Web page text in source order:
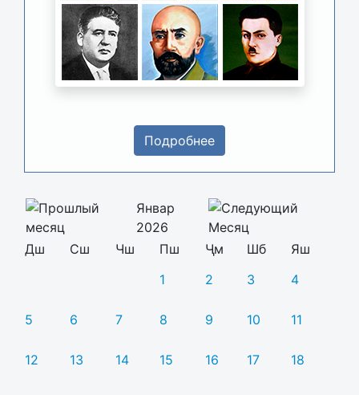
Подробнее
Январ
2026
Дш
Сш Чш Пш Ҷм Шб
Яш
1
2 3 4
5 6 7 8 9 10 11
12 13 14 15 16 17 18